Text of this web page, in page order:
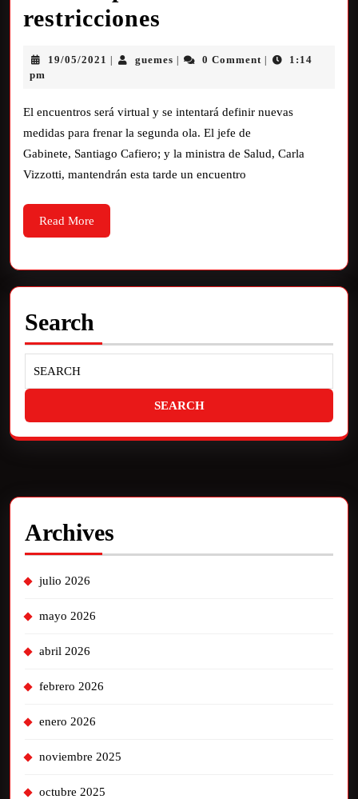
restricciones
19/05/2021 guemes 0 Comment
1:14
pm
El encuentros será virtual y se intentará definir nuevas
medidas para frenar la segunda ola. El jefe de
Gabinete, Santiago Cafiero; y la ministra de Salud, Carla
Vizzotti, mantendrán esta tarde un encuentro
Read More
Search
Archives
julio 2026
mayo 2026
abril 2026
febrero 2026
enero 2026
noviembre 2025
octubre 2025